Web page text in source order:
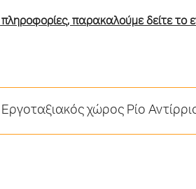
πληροφορίες, παρακαλούμε δείτε το
χώρος Ρίο